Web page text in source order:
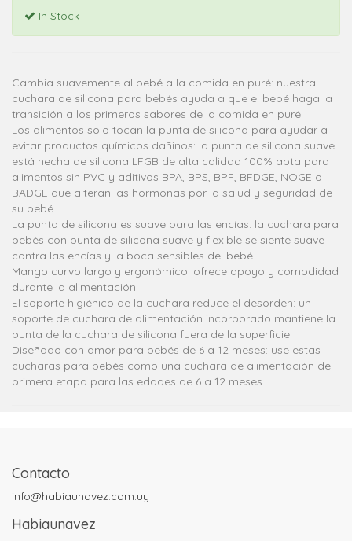
In Stock
Cambia suavemente al bebé a la comida en puré: nuestra
cuchara de silicona para bebés ayuda a que el bebé haga la
transición a los primeros sabores de la comida en puré.
Los alimentos solo tocan la punta de silicona para ayudar a
evitar productos químicos dañinos: la punta de silicona suave
está hecha de silicona LFGB de alta calidad 100% apta para
alimentos sin PVC y aditivos BPA, BPS, BPF, BFDGE, NOGE o
BADGE que alteran las hormonas por la salud y seguridad de
su bebé.
La punta de silicona es suave para las encías: la cuchara para
bebés con punta de silicona suave y flexible se siente suave
contra las encías y la boca sensibles del bebé.
Mango curvo largo y ergonómico: ofrece apoyo y comodidad
durante la alimentación.
El soporte higiénico de la cuchara reduce el desorden: un
soporte de cuchara de alimentación incorporado mantiene la
punta de la cuchara de silicona fuera de la superficie.
Diseñado con amor para bebés de 6 a 12 meses: use estas
cucharas para bebés como una cuchara de alimentación de
primera etapa para las edades de 6 a 12 meses.
Contacto
info@habiaunavez.com.uy
Habiaunavez